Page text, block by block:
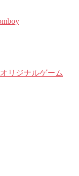
リジナルゲーム